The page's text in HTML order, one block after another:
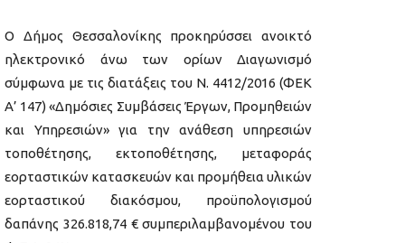
Ο Δήμος Θεσσαλονίκης προκηρύσσει ανοικτό
ηλεκτρονικό άνω των ορίων Διαγωνισμό
σύμφωνα με τις διατάξεις του Ν. 4412/2016 (ΦΕΚ
Α’ 147) «Δημόσιες Συμβάσεις Έργων, Προμηθειών
και Υπηρεσιών» για την ανάθεση υπηρεσιών
τοποθέτησης, εκτοποθέτησης, μεταφοράς
εορταστικών κατασκευών και προμήθεια υλικών
εορταστικού διακόσμου, προϋπολογισμού
δαπάνης 326.818,74 € συμπεριλαμβανομένου του